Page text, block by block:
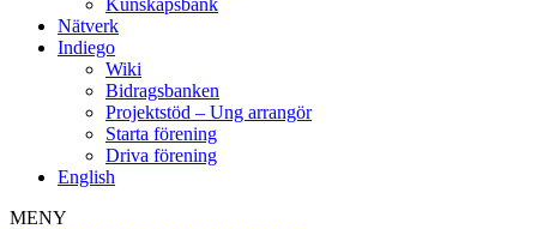
Kunskapsbank
Nätverk
Indiego
Wiki
Bidragsbanken
Projektstöd – Ung arrangör
Starta förening
Driva förening
English
MENY